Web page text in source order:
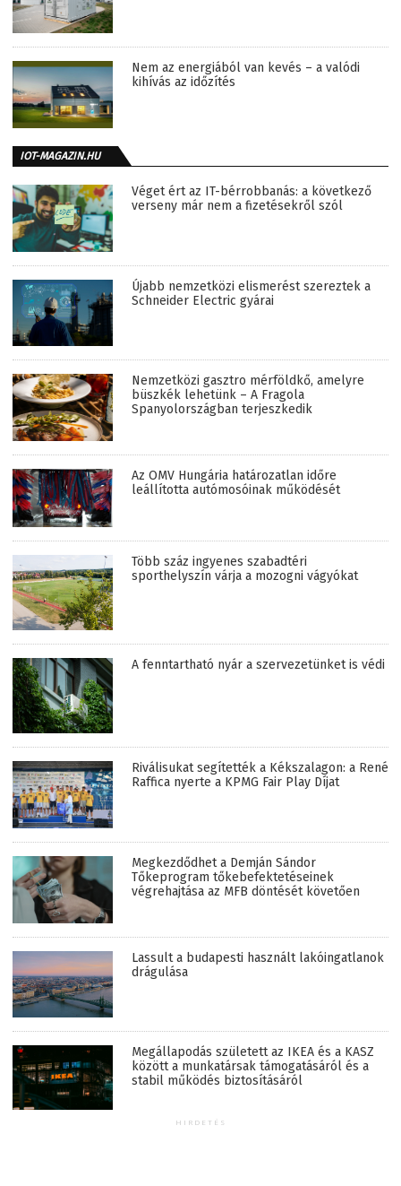
Nem az energiából van kevés – a valódi
kihívás az időzítés
IOT-MAGAZIN.HU
Véget ért az IT-bérrobbanás: a következő
verseny már nem a fizetésekről szól
Újabb nemzetközi elismerést szereztek a
Schneider Electric gyárai
Nemzetközi gasztro mérföldkő, amelyre
büszkék lehetünk – A Fragola
Spanyolországban terjeszkedik
Az OMV Hungária határozatlan időre
leállította autómosóinak működését
Több száz ingyenes szabadtéri
sporthelyszín várja a mozogni vágyókat
A fenntartható nyár a szervezetünket is védi
Riválisukat segítették a Kékszalagon: a René
Raffica nyerte a KPMG Fair Play Díjat
Megkezdődhet a Demján Sándor
Tőkeprogram tőkebefektetéseinek
végrehajtása az MFB döntését követően
Lassult a budapesti használt lakóingatlanok
drágulása
Megállapodás született az IKEA és a KASZ
között a munkatársak támogatásáról és a
stabil működés biztosításáról
HIRDETÉS